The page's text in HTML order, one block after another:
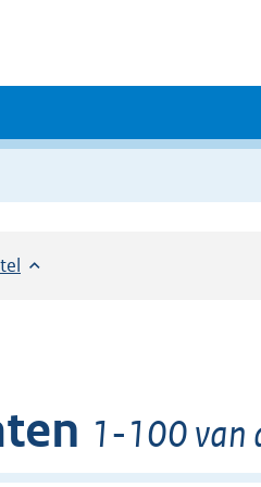
op:
oplopend
1-100 van